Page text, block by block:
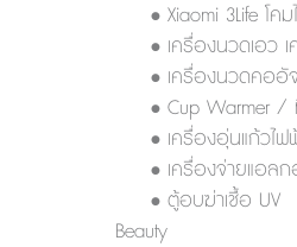
• Xiaomi 3Life โคม
• เครื่องนวดเอว
• เครื่องนวดคออั
• Cup Warmer /
• เครื่องอุ่นแก้วไ
• เครื่องจ่ายแอล
• ตู้อบฆ่าเชื้อ UV
Beauty